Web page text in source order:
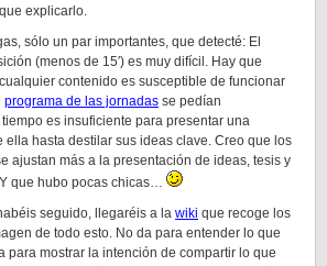
explicarlo.
sólo un par importantes, que detecté: El
(menos de 15′) es muy difícil. Hay que
contenido es susceptible de funcionar
programa de las jornadas se pedían
es insuficiente para presentar una
ella hasta destilar sus ideas clave. Creo que los
ajustan más a la presentación de ideas, tesis y
que hubo pocas chicas…
seguido, llegaréis a la wiki que recoge los
de todo esto. No da para entender lo que
para mostrar la intención de compartir lo que